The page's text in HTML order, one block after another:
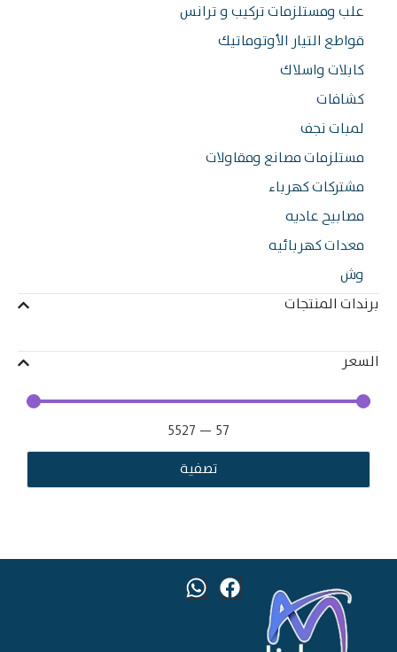
ومستلزمات تركيب و ترانس
التيار الأوتوماتيك
واسلاك
نجف
مصانع ومقاولات
كهرباء
عاديه
كهربائيه
المنتجات
5527